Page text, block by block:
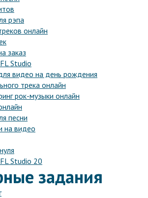
рэпа
онлайн
заказ
Studio
видео на день рождения
трека онлайн
рок-музыки онлайн
песни
на видео
Studio 20
задания